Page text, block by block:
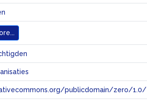
publicdomain/zero/1.0/